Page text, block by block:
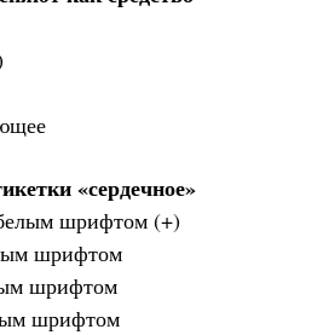
«сердечное»
шрифтом (+)
шрифтом
шрифтом
шрифтом